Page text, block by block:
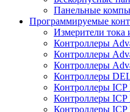
Панельные
Программируемые
Измерители тока
Контроллеры
Контроллеры
Контроллеры
Контроллеры
Контроллеры
Контроллеры
Контроллеры